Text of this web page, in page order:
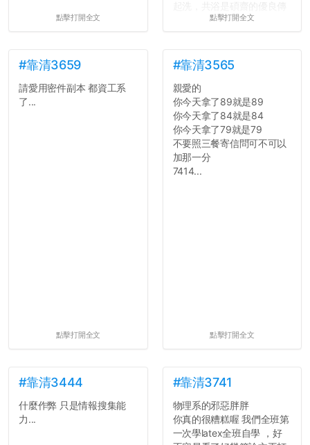
點擊打開全文
舍房間，都歡迎留言讓我知
道...
點擊打開全文
#靠清3659
請愛用密件副本 都資工系
了...
點擊打開全文
#靠清3565
親愛的
你今天拿了89就是89
你今天拿了84就是84
你今天拿了79就是79
不要照三餐寄信問可不可以
加那一分
7414...
點擊打開全文
#靠清3444
什麼作弊 只是情報搜集能
力...
#靠清3741
物理系的邪惡胖胖
你真的很糟糕喔 我們全班第
一次學latex全班自學 ，好